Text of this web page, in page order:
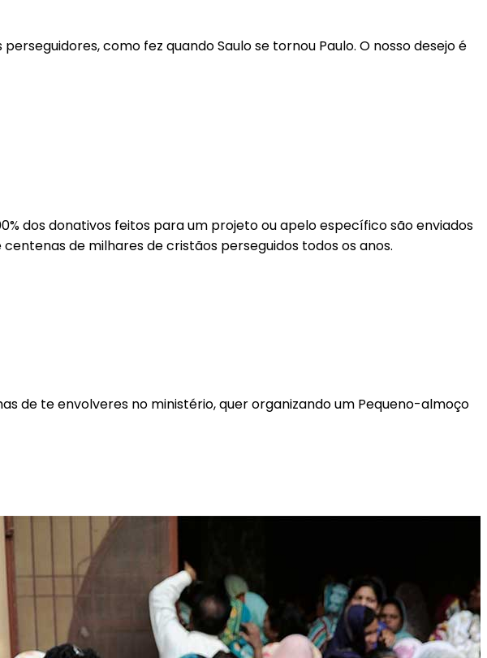
como fez quando Saulo se tornou Paulo. O nosso desejo é
dos donativos feitos para um projeto ou apelo específico são enviados
de milhares de cristãos perseguidos todos os anos.
de te envolveres no ministério, quer organizando um Pequeno-almoço